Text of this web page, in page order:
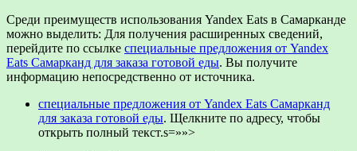
Среди преимуществ использования Yandex Eats в Самарканде
можно выделить: ​ Для получения расширенных сведений,
перейдите по ссылке специальные предложения от Yandex
Eats Самарканд для заказа готовой еды. Вы получите
информацию непосредственно от источника.
специальные предложения от Yandex Eats Самарканд
для заказа готовой еды. Щелкните по адресу, чтобы
открыть полный текст.s=»»>